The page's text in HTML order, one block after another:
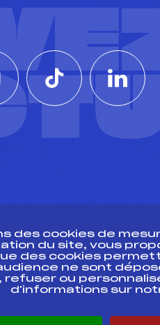
Ressources
Pass’Neige
Projet sportif
des cookies de
du site, vous
des cookies
ne sont
ou
d'informations sur